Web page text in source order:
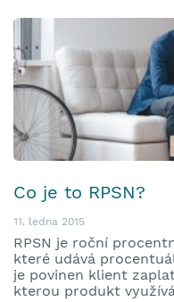
Co je to RPSN?
11. ledna 2015
RPSN je roční
které udává
je povinen klient
kterou produkt